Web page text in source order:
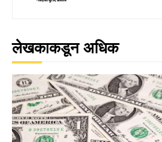
लेखकाकडून अधिक